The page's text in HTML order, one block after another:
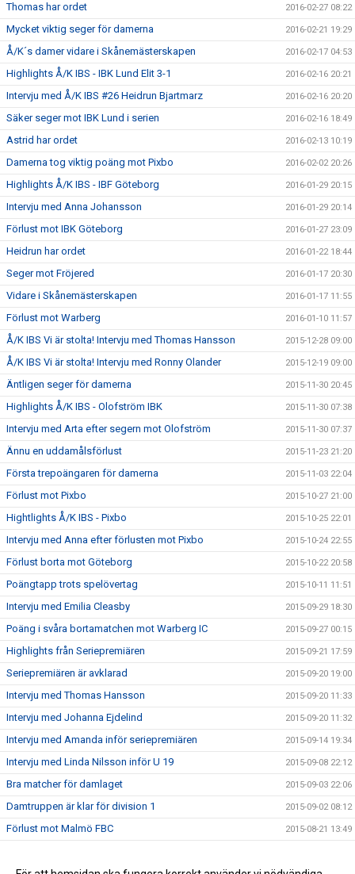
Thomas har ordet 2016-02-27 08:22
Mycket viktig seger för damerna 2016-02-21 19:29
Å/K´s damer vidare i Skånemästerskapen 2016-02-17 04:53
Highlights Å/K IBS - IBK Lund Elit 3-1 2016-02-16 20:21
Intervju med Å/K IBS #26 Heidrun Bjartmarz 2016-02-16 20:20
Säker seger mot IBK Lund i serien 2016-02-16 18:49
Astrid har ordet 2016-02-13 10:19
Damerna tog viktig poäng mot Pixbo 2016-02-02 20:26
Highlights Å/K IBS - IBF Göteborg 2016-01-29 20:15
Intervju med Anna Johansson 2016-01-29 20:14
Förlust mot IBK Göteborg 2016-01-27 23:09
Heidrun har ordet 2016-01-22 18:44
Seger mot Fröjered 2016-01-17 20:30
Vidare i Skånemästerskapen 2016-01-17 11:55
Förlust mot Warberg 2016-01-10 11:57
Å/K IBS Vi är stolta! Intervju med Thomas Hansson 2015-12-28 09:00
Å/K IBS Vi är stolta! Intervju med Ronny Olander 2015-12-19 09:00
Äntligen seger för damerna 2015-11-30 20:45
Highlights Å/K IBS - Olofström IBK 2015-11-30 07:38
Intervju med Arta efter segern mot Olofström 2015-11-30 07:37
Ännu en uddamålsförlust 2015-11-23 21:20
Första trepoängaren för damerna 2015-11-03 22:04
Förlust mot Pixbo 2015-10-27 21:00
Hightlights Å/K IBS - Pixbo 2015-10-25 22:01
Intervju med Anna efter förlusten mot Pixbo 2015-10-24 22:55
Förlust borta mot Göteborg 2015-10-22 20:58
Poängtapp trots spelövertag 2015-10-11 11:51
Intervju med Emilia Cleasby 2015-09-29 18:30
Poäng i svåra bortamatchen mot Warberg IC 2015-09-27 00:15
Highlights från Seriepremiären 2015-09-21 17:59
Seriepremiären är avklarad 2015-09-20 19:00
Intervju med Thomas Hansson 2015-09-20 11:33
Intervju med Johanna Ejdelind 2015-09-20 11:32
Intervju med Amanda inför seriepremiären 2015-09-14 19:34
Intervju med Linda Nilsson inför U 19 2015-09-08 22:12
Bra matcher för damlaget 2015-09-03 22:06
Damtruppen är klar för division 1 2015-09-02 08:12
Förlust mot Malmö FBC 2015-08-21 13:49